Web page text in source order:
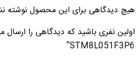
هیچ دیدگاهی برای این محصول نوشته
اولین نفری باشید که دیدگاهی را ارسال
STM8L051F3P6”